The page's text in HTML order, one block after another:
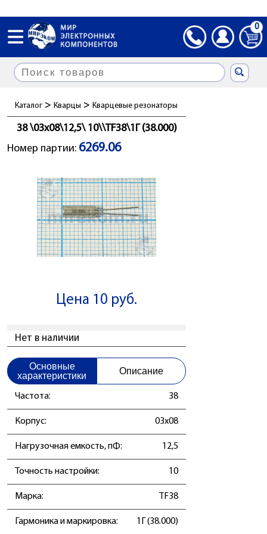
0
Каталог > Кварцы > Кварцевые резонаторы
38 \03x08\12,5\ 10\\TF38\1Г (38.000)
Номер партии: 6269.06
Цена 10 руб.
Нет в наличии
Основные
характеристики
Описание
Частота: 38
Корпус: 03x08
Нагрузочная емкость, пФ: 12,5
Точность настройки: 10
Маркa: TF38
Гармоника и маркировка: 1Г (38.000)